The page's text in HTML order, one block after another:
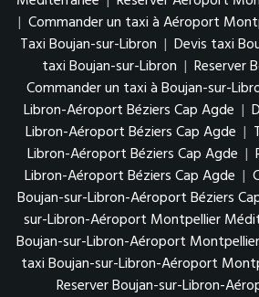
| Commander un taxi à Aéroport
Taxi Boujan-sur-Libron | Devis taxi
taxi Boujan-sur-Libron | Reserver
Commander un taxi à Boujan-sur-
Libron-Aéroport Béziers Cap Agde |
Libron-Aéroport Béziers Cap Agde |
Libron-Aéroport Béziers Cap Agde |
Libron-Aéroport Béziers Cap Agde |
Boujan-sur-Libron-Aéroport Béziers
sur-Libron-Aéroport Montpellier
Boujan-sur-Libron-Aéroport
taxi Boujan-sur-Libron-Aéroport
Reserver Boujan-sur-Libron-